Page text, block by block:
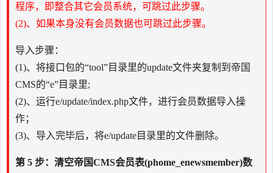
程序，即整合其它会员系统，可跳过此步骤。
(2)、如果本身没有会员数据也可跳过此步骤。
导入步骤：
(1)、将接口包的“tool”目录里的update文件夹复制到帝国
CMS的“e”目录里;
(2)、运行e/update/index.php文件，进行会员数据导入操
作；
(3)、导入完毕后，将e/update目录里的文件删除。
第 5 步：清空帝国CMS会员表(phome_enewsmember)数